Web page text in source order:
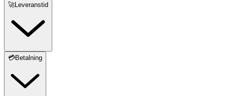
🚀Leveranstid
💳Betalning